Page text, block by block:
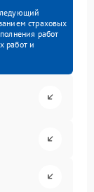
страховых
работ
работ и